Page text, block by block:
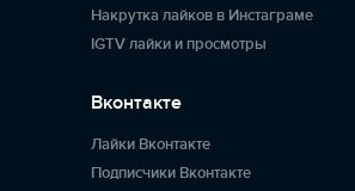
Накрутка лайков в Инстаграме
IGTV лайки и просмотры
Вконтакте
Лайки Вконтакте
Подписчики Вконтакте